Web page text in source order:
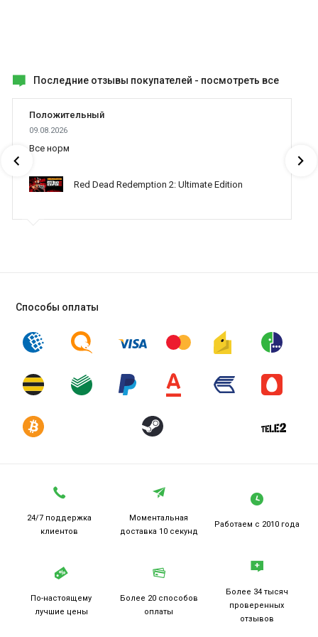
Последние отзывы покупателей - посмотреть все
Положительный
09.08.2026
Все норм
Red Dead Redemption 2: Ultimate Edition
Способы оплаты
24/7 поддержка
клиентов
Моментальная
доставка 10 секунд
Работаем с 2010 года
По-настоящему
лучшие цены
Более 20 способов
оплаты
Более 34 тысяч
проверенных
отзывов